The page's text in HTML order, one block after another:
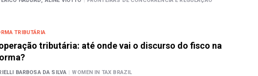
TRIBUTÁRIA
tributária: até onde vai o discurso do fisco na
BARBOSA DA SILVA | WOMEN IN TAX BRAZIL